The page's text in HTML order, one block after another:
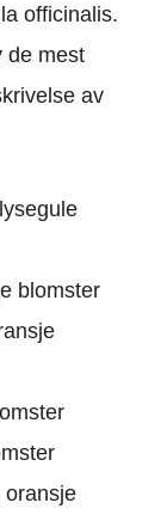
officinalis.
de mest
av
blomster
oransje